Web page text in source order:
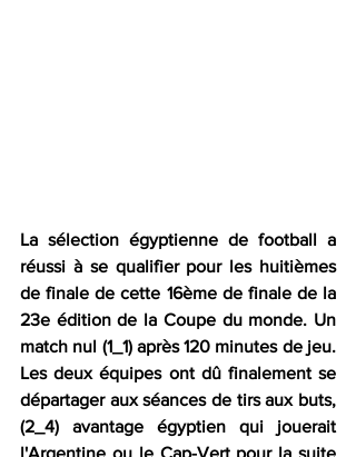
La sélection égyptienne de football a
réussi à se qualifier pour les huitièmes
de finale de cette 16ème de finale de la
23e édition de la Coupe du monde. Un
match nul (1_1) après 120 minutes de jeu.
Les deux équipes ont dû finalement se
départager aux séances de tirs aux buts,
(2_4) avantage égyptien qui jouerait
l'Argentine ou le Cap-Vert pour la suite